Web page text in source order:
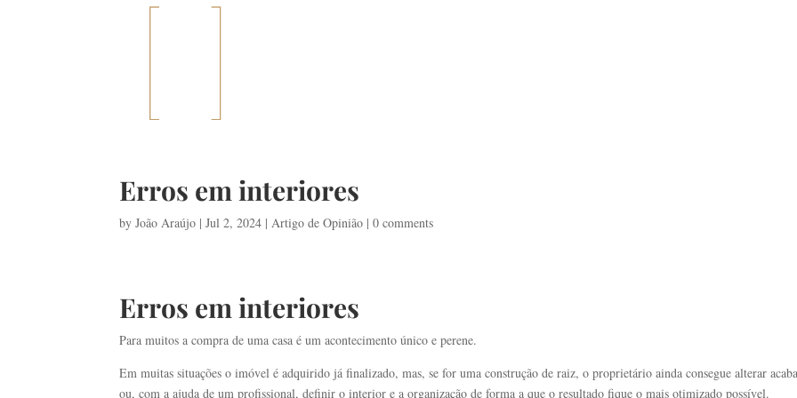
Erros em interiores
byJoão Araújo |Jul 2, 2024 |Artigo de Opinião |0 comments
Erros em interiores
Para muitos a compra de uma casa é um acontecimento único e perene.
Em muitas situações o imóvel é adquirido já finalizado, mas, se for uma construção de raiz, o proprietário ainda consegue alterar
ou, com a ajuda de um profissional, definir o interior e a organização de forma a que o resultado fique o mais otimizado possível.